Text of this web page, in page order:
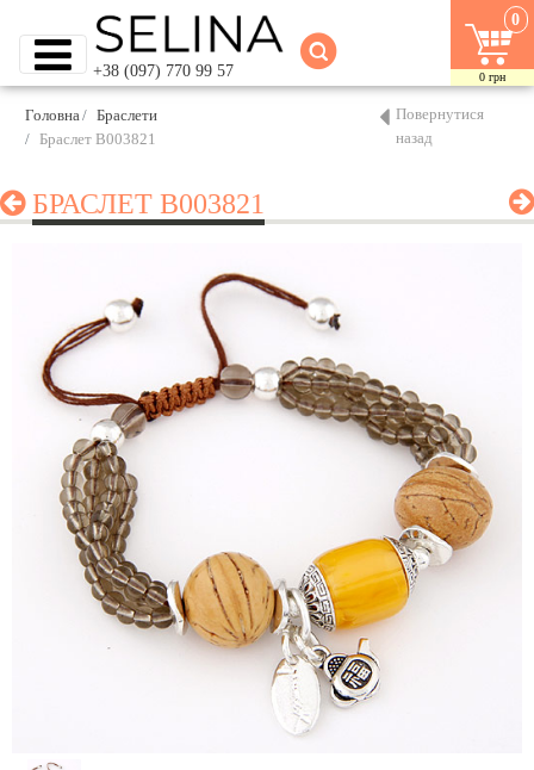
+38 (097) 770 99 57
0
0 грн
Головна
Браслети
Браслет B003821
Повернутися
назад
БРАСЛЕТ B003821